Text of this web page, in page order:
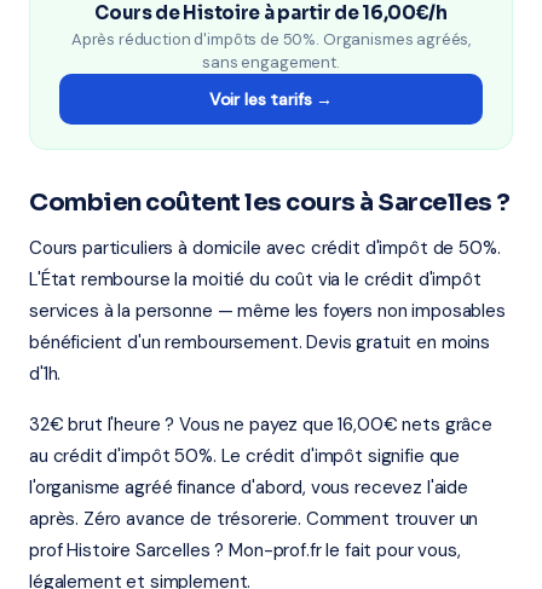
Cours de Histoire à partir de 16,00€/h
Après réduction d'impôts de 50%. Organismes agréés,
sans engagement.
Voir les tarifs →
Combien coûtent les cours à Sarcelles ?
Cours particuliers à domicile avec crédit d'impôt de 50%.
L'État rembourse la moitié du coût via le crédit d'impôt
services à la personne — même les foyers non imposables
bénéficient d'un remboursement. Devis gratuit en moins
d'1h.
32€ brut l'heure ? Vous ne payez que 16,00€ nets grâce
au crédit d'impôt 50%. Le crédit d'impôt signifie que
l'organisme agréé finance d'abord, vous recevez l'aide
après. Zéro avance de trésorerie. Comment trouver un
prof Histoire Sarcelles ? Mon-prof.fr le fait pour vous,
légalement et simplement.